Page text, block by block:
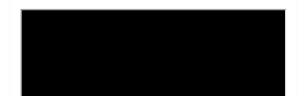
Alerta para não cair nas armadilhas